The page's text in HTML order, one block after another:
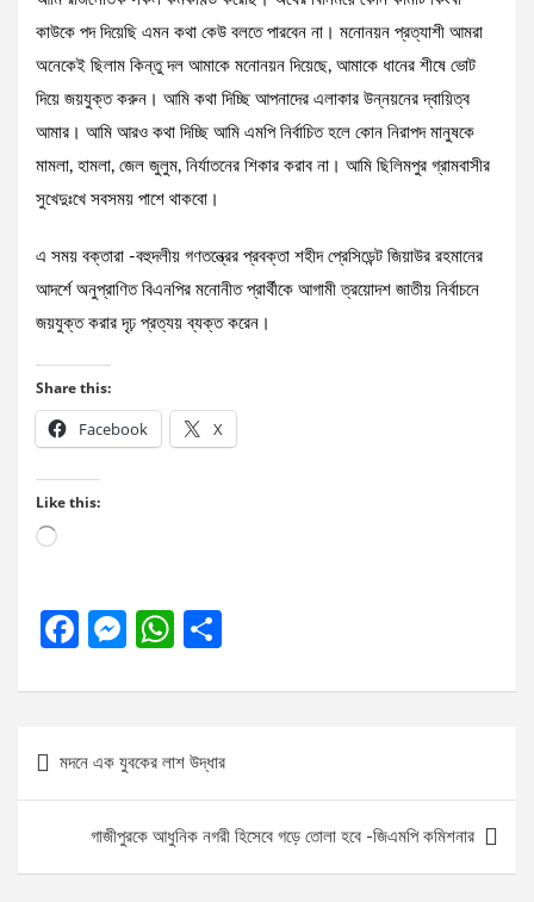
কাউকে পদ দিয়েছি এমন কথা কেউ বলতে পারবেন না। মনোনয়ন প্রত্যাশী আমরা
অনেকেই ছিলাম কিন্তু দল আমাকে মনোনয়ন দিয়েছে, আমাকে ধানের শীষে ভোট
দিয়ে জয়যুক্ত করুন। আমি কথা দিচ্ছি আপনাদের এলাকার উন্নয়নের দ্বায়িত্ব
আমার। আমি আরও কথা দিচ্ছি আমি এমপি নির্বাচিত হলে কোন নিরাপদ মানুষকে
মামলা, হামলা, জেল জুলুম, নির্যাতনের শিকার করাব না। আমি ছিলিমপুর গ্রামবাসীর
সুখেদুঃখে সবসময় পাশে থাকবো।
এ সময় বক্তারা -বহুদলীয় গণতন্ত্রের প্রবক্তা শহীদ প্রেসিডেন্ট জিয়াউর রহমানের
আদর্শে অনুপ্রাণিত বিএনপির মনোনীত প্রার্থীকে আগামী ত্রয়োদশ জাতীয় নির্বাচনে
জয়যুক্ত করার দৃঢ় প্রত্যয় ব্যক্ত করেন।
Share this:
Facebook X
Like this:
Loading…
F
ce
o
o
M
se
g
er
W
at
s
A
p
p
ar
Post
navigation
মদনে এক যুবকের লাশ উদ্ধার
গাজীপুরকে আধুনিক নগরী হিসেবে গড়ে তোলা হবে -জিএমপি কমিশনার